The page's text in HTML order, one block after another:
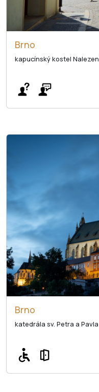
Brno
kapucínský kostel
Brno
katedrála sv. Petra a Pavla